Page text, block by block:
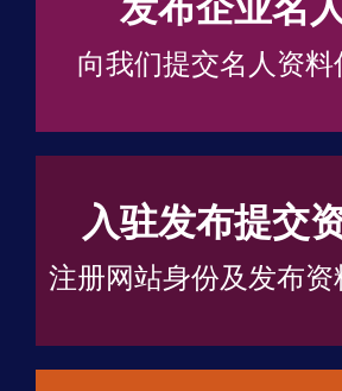
向我们提交名人资料
入驻发布提交
注册网站身份及发布资